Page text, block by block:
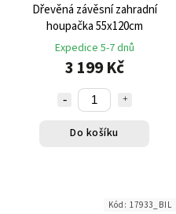
Dřevěná závěsní zahradní
houpačka 55x120cm
Expedice 5-7 dnů
3 199 Kč
Do košíku
Kód: 17933_BIL